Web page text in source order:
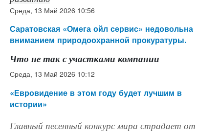
Среда, 13 Май 2026 10:56
Саратовская «Омега ойл сервис» недовольна
вниманием природоохранной прокуратуры.
Что не так с участками компании
Среда, 13 Май 2026 10:12
«Евровидение в этом году будет лучшим в
истории»
Главный песенный конкурс мира страдает от